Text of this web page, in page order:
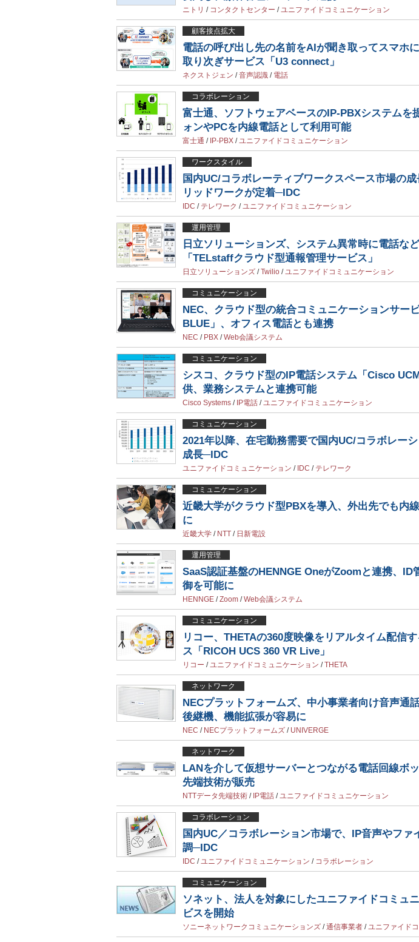
ニトリ / コンタクトセンター /ユニファイドコミュニケーション
顧客接点拡大
電話の呼び出し先の名前をAIが聞き取ってスマホ
取り次ぎサービス「U3 connect」
ネクストジェン /音声認識 / 電話
コラボレーション
富士通、ソフトウェアベースのIP-PBXシステムを
ォンやPCを内線電話として利用可能
富士通 / IP-PBX /ユニファイドコミュニケーション
ワークスタイル
国内UC/コラボレーティブワークスペース市場の
リッドワークが定着─IDC
IDC / テレワーク /ユニファイドコミュニケーション
運用管理
日立ソリューションズ、システム異常時に電話な
「TELstaffクラウド型通報管理サービス」
日立ソリューションズ /Twilio /ユニファイドコミュニケーション
コミュニケーション
NEC、クラウド型の統合コミュニケーションサー
BLUE」、オフィス電話とも連携
NEC / PBX /Web会議システム
コミュニケーション
シスコ、クラウド型のIP電話システム「Cisco
供、業務システムと連携可能
Cisco Systems / IP電話 /ユニファイドコミュニケーション
コミュニケーション
2021年以降、在宅勤務需要で国内UC/コラボレー
成長─IDC
ユニファイドコミュニケーション / IDC / テレワーク
コミュニケーション
近畿大学がクラウド型PBXを導入、外出先でも内
に
近畿大学 / NTT / 日新電設
運用管理
SaaS認証基盤のHENNGE OneがZoomと連携、ID
御を可能に
HENNGE /Zoom /Web会議システム
コミュニケーション
リコー、THETAの360度映像をリアルタイム配信
ス「RICOH UCS 360 VR Live」
リコー /ユニファイドコミュニケーション /THETA
ネットワーク
NECプラットフォームズ、中小事業者向け音声通
後継機、機能拡張が容易に
NEC / NECプラットフォームズ / UNIVERGE
ネットワーク
LANを介して仮想サーバーとつながる電話回線ボ
先端技術が販売
NTTデータ先端技術 / IP電話 /ユニファイドコミュニケーション
コラボレーション
国内UC／コラボレーション市場で、IP音声やファ
調─IDC
IDC /ユニファイドコミュニケーション / コラボレーション
コミュニケーション
ソネット、法人を対象にしたユニファイドコミュ
ビスを開始
ソニーネットワークコミュニケーションズ /通信事業者 /ユニファイド